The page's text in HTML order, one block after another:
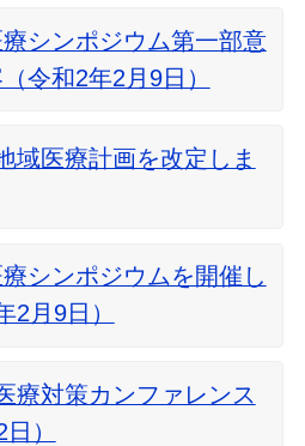
シンポジウム第一部意
令和2年2月9日）
域医療計画を改定しま
シンポジウムを開催し
2月9日）
療対策カンファレンス
）